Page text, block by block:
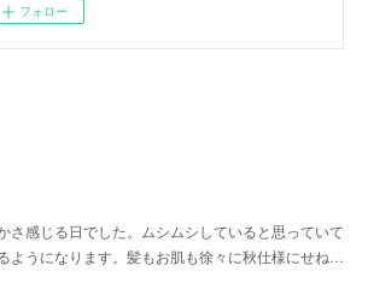
フォロー
さ感じる日でした。ムシムシしていると思っていて
ようになります。髪もお肌も徐々に秋仕様にせね…